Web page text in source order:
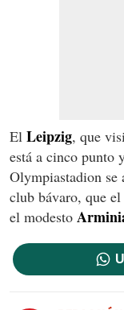
El Leipzig, que
está a cinco punto
Olympiastadion se
club bávaro, que
el modesto